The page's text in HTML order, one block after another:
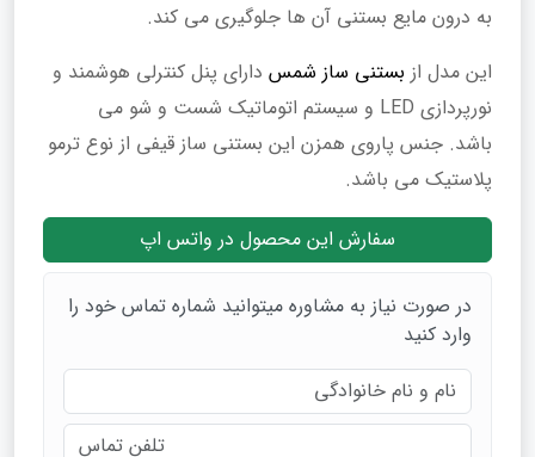
به درون مایع بستنی آن ها جلوگیری می کند.
این مدل از بستنی ساز شمس دارای پنل کنترلی هوشمند و
نورپردازی LED و سیستم اتوماتیک شست و شو می
باشد. جنس پاروی همزن این بستنی ساز قیفی از نوع ترمو
پلاستیک می باشد.
سفارش این محصول در واتس اپ
در صورت نیاز به مشاوره میتوانید شماره تماس خود را
وارد کنید